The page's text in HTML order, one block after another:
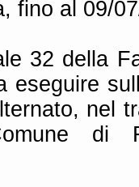
fino al 09/
32 della
eseguire
nel
di